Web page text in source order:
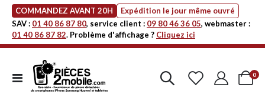
COMMANDEZ AVANT 20H
Expédition le jour même ouvré
SAV : 01 40 86 87 80, service client : 09 80 46 36 05, webmaster :
01 40 86 87 82. Problème d'affichage ? Cliquez ici
Affichage
navigation
Cart
0